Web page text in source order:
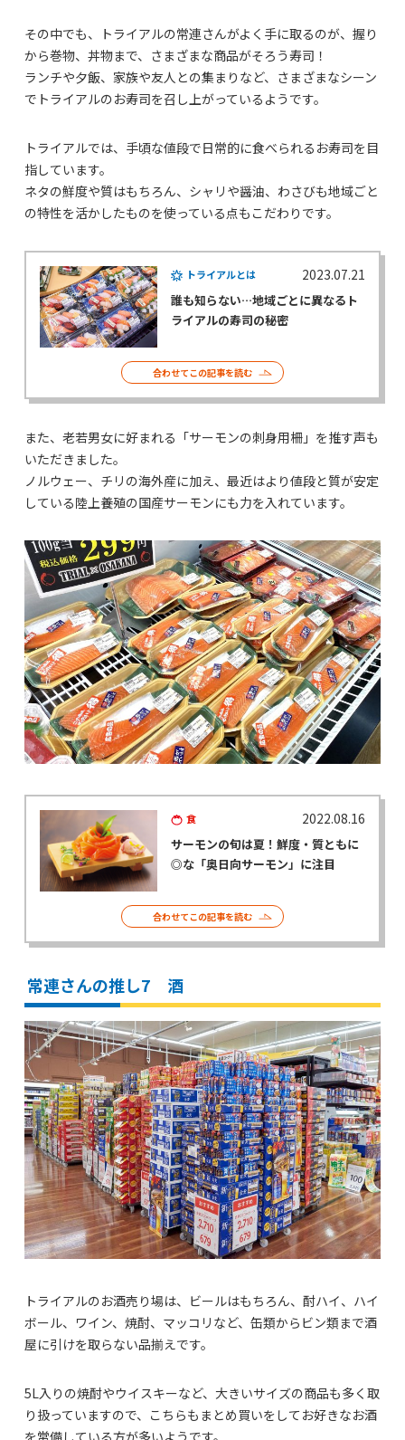
その中でも、トライアルの常連さんがよく手に取るのが、握り
から巻物、丼物まで、さまざまな商品がそろう寿司！
ランチや夕飯、家族や友人との集まりなど、さまざまなシーン
でトライアルのお寿司を召し上がっているようです。
トライアルでは、手頃な値段で日常的に食べられるお寿司を目
指しています。
ネタの鮮度や質はもちろん、シャリや醤油、わさびも地域ごと
の特性を活かしたものを使っている点もこだわりです。
トライアルとは 2023.07.21
誰も知らない…地域ごとに異なるト
ライアルの寿司の秘密
合わせてこの記事を読む
また、老若男女に好まれる「サーモンの刺身用柵」を推す声も
いただきました。
ノルウェー、チリの海外産に加え、最近はより値段と質が安定
している陸上養殖の国産サーモンにも力を入れています。
食 2022.08.16
サーモンの旬は夏！鮮度・質ともに
◎な「奥日向サーモン」に注目
合わせてこの記事を読む
常連さんの推し7 酒
トライアルのお酒売り場は、ビールはもちろん、酎ハイ、ハイ
ボール、ワイン、焼酎、マッコリなど、缶類からビン類まで酒
屋に引けを取らない品揃えです。
5L入りの焼酎やウイスキーなど、大きいサイズの商品も多く取
り扱っていますので、こちらもまとめ買いをしてお好きなお酒
を常備している方が多いようです。